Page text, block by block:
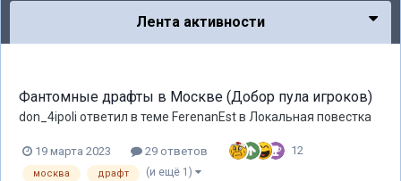
Лента активности
Фантомные драфты в Москве (Добор пула игроков)
don_4ipoli ответил в теме FerenanEstв Локальная повестка
19 марта 2023 29 ответов 12
москва драфт (и ещё 1)